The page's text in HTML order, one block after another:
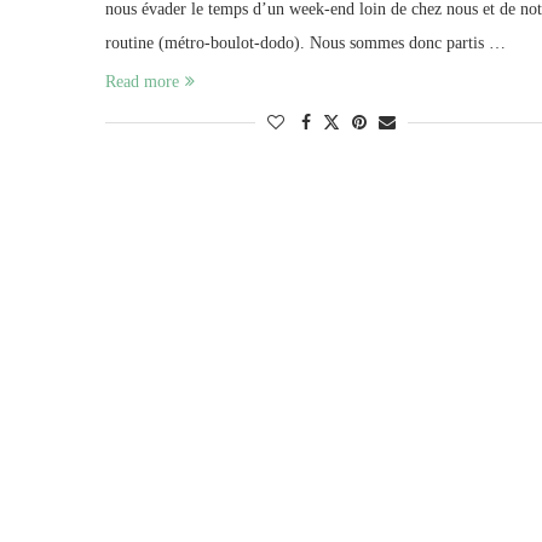
nous évader le temps d’un week-end loin de chez nous et de
routine (métro-boulot-dodo). Nous sommes donc partis …
Read more